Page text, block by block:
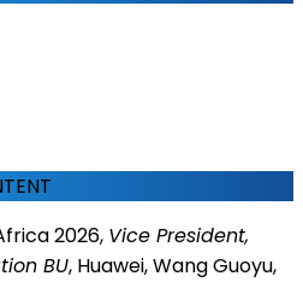
2026, Vice President,
BU, Huawei, Wang Guoyu,